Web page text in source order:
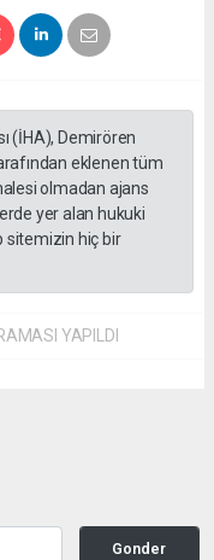
(İHA), Demirören
eklenen tüm
olmadan ajans
yer alan hukuki
sitemizin hiç bir
YAPILDI
Gonder